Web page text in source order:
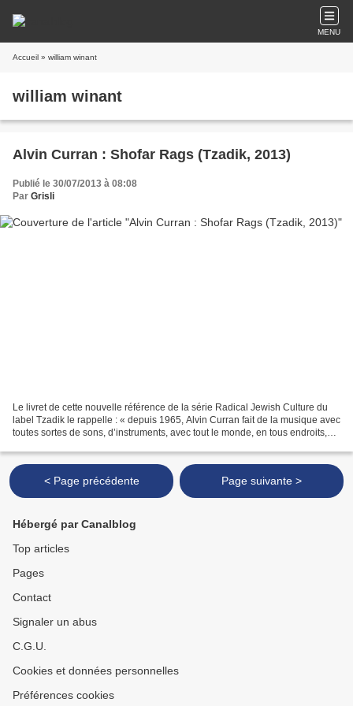
MENU
Accueil » william winant
william winant
Alvin Curran : Shofar Rags (Tzadik, 2013)
Publié le 30/07/2013 à 08:08
Par Grisli
Le livret de cette nouvelle référence de la série Radical Jewish Culture du
label Tzadik le rappelle : « depuis 1965, Alvin Curran fait de la musique avec
toutes sortes de sons, d’instruments, avec tout le monde, en tous endroits,
< Page précédente Page suivante >
Hébergé par Canalblog
Top articles
Pages
Contact
Signaler un abus
C.G.U.
Cookies et données personnelles
Préférences cookies